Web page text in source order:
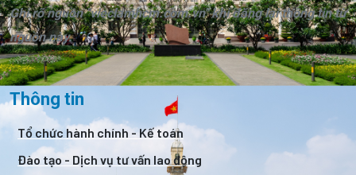
Ghi rõ nguồn "vieclamhcm.com.vn" khi đăng lại thông tin từ
nguồn này.
Thông tin
Tổ chức hành chính - Kế toán
Đào tạo - Dịch vụ tư vấn lao động